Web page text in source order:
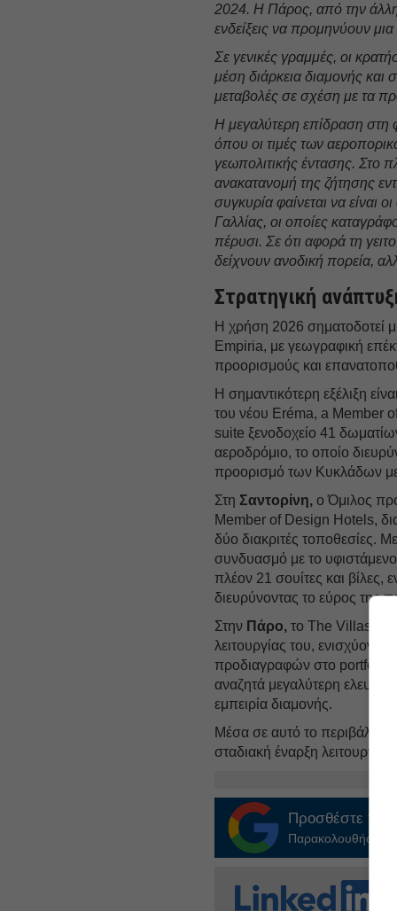
2024. Η Πάρος, από την άλλη,
ενδείξεις να προμηνύουν
Σε γενικές γραμμές, οι
μέση διάρκεια διαμονής και
μεταβολές σε σχέση με τα
Η μεγαλύτερη επίδραση στη
όπου οι τιμές των
γεωπολιτικής έντασης. Στο
ανακατανομή της ζήτησης
συγκυρία φαίνεται να είναι
Γαλλίας, οι οποίες
πέρυσι. Σε ότι αφορά τη
δείχνουν ανοδική πορεία,
Στρατηγική
H χρήση 2026 σηματοδοτεί
Empiria, με γεωγραφική
προορισμούς και
Η σημαντικότερη εξέλιξη
του νέου Eréma, a Member
suite ξενοδοχείο 41
αεροδρόμιο, το οποίο
προορισμό των Κυκλάδων
ΣτηΣαντορίνη, ο Όμιλος
Member of Design Hotels,
δύο διακριτές τοποθεσίες.
συνδυασμό με το
πλέον 21 σουίτες και βίλες,
διευρύνοντας το εύρος της
Στην Πάρο, το The Villas at
λειτουργίας του,
προδιαγραφών στο portfolio
αναζητά μεγαλύτερη
εμπειρία διαμονής.
Μέσα σε αυτό το
σταδιακή έναρξη
Προσθέστε το
Παρακολουθήστε